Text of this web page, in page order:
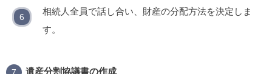
相続人全員で話し合い、財産の分配方法を決定しま
す。
遺産分割協議書の作成